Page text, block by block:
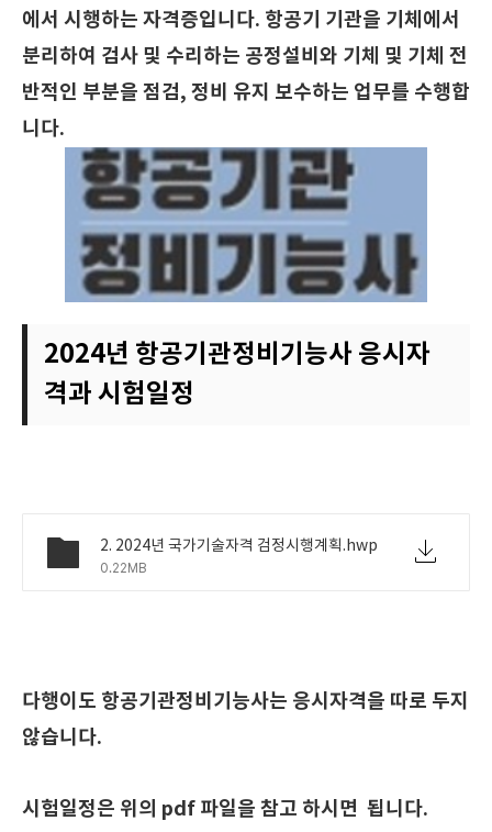
에서 시행하는 자격증입니다. 항공기 기관을 기체에서
분리하여 검사 및 수리하는 공정설비와 기체 및 기체 전
반적인 부분을 점검, 정비 유지 보수하는 업무를 수행합
니다.
2024년 항공기관정비기능사 응시자
격과 시험일정
2. 2024년 국가기술자격 검정시행계획.hwp
0.22MB
다행이도 항공기관정비기능사는 응시자격을 따로 두지
않습니다.
시험일정은 위의 pdf 파일을 참고 하시면 됩니다.